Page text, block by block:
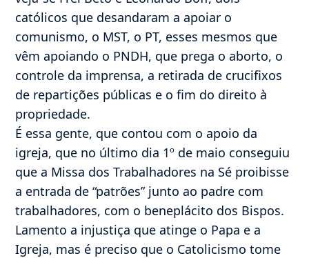
católicos que desandaram a apoiar o
comunismo, o MST, o PT, esses mesmos que
vêm apoiando o PNDH, que prega o aborto, o
controle da imprensa, a retirada de crucifixos
de repartições públicas e o fim do direito à
propriedade.
É essa gente, que contou com o apoio da
igreja, que no último dia 1º de maio conseguiu
que a Missa dos Trabalhadores na Sé proibisse
a entrada de “patrões” junto ao padre com
trabalhadores, com o beneplácito dos Bispos.
Lamento a injustiça que atinge o Papa e a
Igreja, mas é preciso que o Catolicismo tome